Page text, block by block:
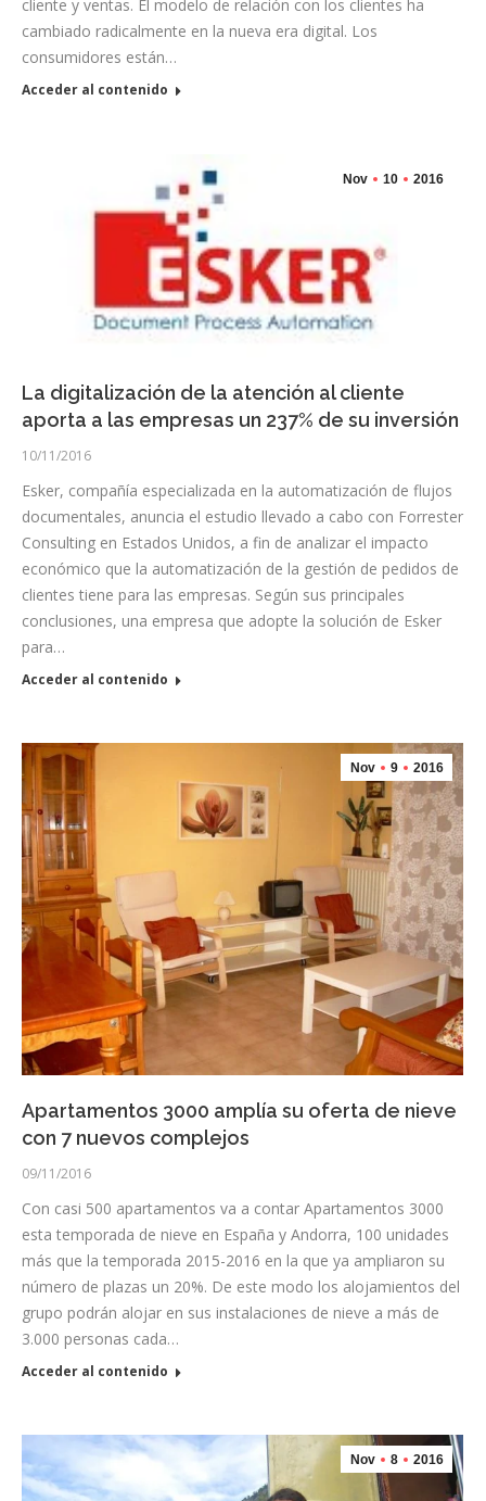
cliente y ventas. El modelo de relación con los clientes ha
cambiado radicalmente en la nueva era digital. Los
consumidores están…
Acceder al contenido
Nov 10 2016
La digitalización de la atención al cliente
aporta a las empresas un 237% de su inversión
10/11/2016
Esker, compañía especializada en la automatización de flujos
documentales, anuncia el estudio llevado a cabo con Forrester
Consulting en Estados Unidos, a fin de analizar el impacto
económico que la automatización de la gestión de pedidos de
clientes tiene para las empresas. Según sus principales
conclusiones, una empresa que adopte la solución de Esker
para…
Acceder al contenido
Nov 9 2016
Apartamentos 3000 amplía su oferta de nieve
con 7 nuevos complejos
09/11/2016
Con casi 500 apartamentos va a contar Apartamentos 3000
esta temporada de nieve en España y Andorra, 100 unidades
más que la temporada 2015-2016 en la que ya ampliaron su
número de plazas un 20%. De este modo los alojamientos del
grupo podrán alojar en sus instalaciones de nieve a más de
3.000 personas cada…
Acceder al contenido
Nov 8 2016